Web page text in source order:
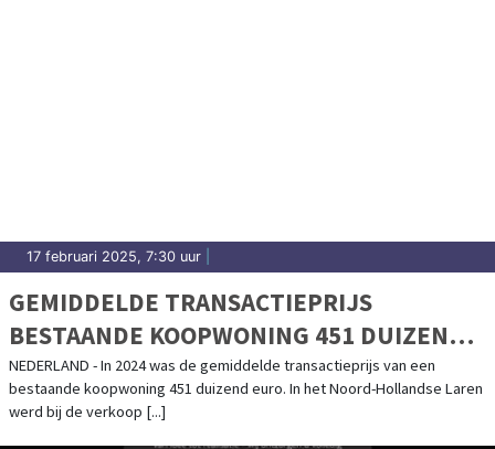
17 februari 2025, 7:30 uur
GEMIDDELDE TRANSACTIEPRIJS
BESTAANDE KOOPWONING 451 DUIZEND
EURO IN 2024
NEDERLAND - In 2024 was de gemiddelde transactieprijs van een
bestaande koopwoning 451 duizend euro. In het Noord-Hollandse Laren
werd bij de verkoop [...]